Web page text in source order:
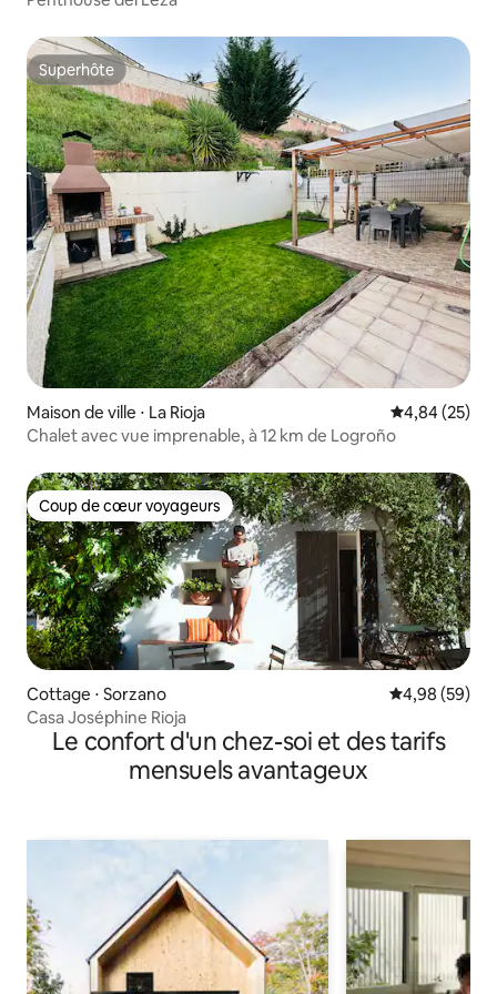
Superhôte
Superhôte
Maison de ville ⋅ La Rioja Évaluation
4,84 (25)
Chalet avec vue imprenable, à 12 km de Logroño
Coup de cœur voyageurs
Coup de cœur voyageurs
Cottage ⋅ Sorzano Évaluation
4,98 (59)
Casa Joséphine Rioja
Le confort d'un chez-soi et des tarifs
mensuels avantageux